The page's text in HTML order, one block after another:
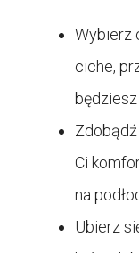
Wybierz
ciche,
Ci
na
Ubierz